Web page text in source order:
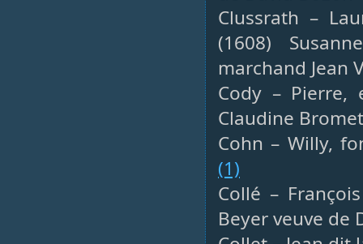
Clussrath –
(1608)
marchand Jean
Cody – Pierre,
Claudine
Cohn – Willy,
(1)
Collé –
Beyer veuve de